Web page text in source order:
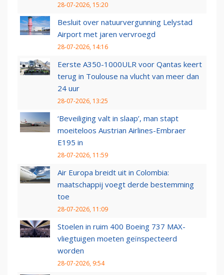
28-07-2026, 15:20
Besluit over natuurvergunning Lelystad
Airport met jaren vervroegd
28-07-2026, 14:16
Eerste A350-1000ULR voor Qantas keert
terug in Toulouse na vlucht van meer dan
24 uur
28-07-2026, 13:25
‘Beveiliging valt in slaap’, man stapt
moeiteloos Austrian Airlines-Embraer
E195 in
28-07-2026, 11:59
Air Europa breidt uit in Colombia:
maatschappij voegt derde bestemming
toe
28-07-2026, 11:09
Stoelen in ruim 400 Boeing 737 MAX-
vliegtuigen moeten geïnspecteerd
worden
28-07-2026, 9:54